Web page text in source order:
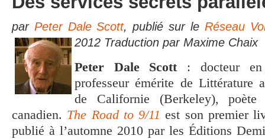
par Peter Dale Scott, publié sur le Réseau
2012 Traduction par Maxime Chaix
Peter Dale Scott: docteur en
professeur émérite de Littérature
de Californie (Berkeley),
canadien. The Road to 9/11 est son premier
publié à l’automne 2010 par les Éditions